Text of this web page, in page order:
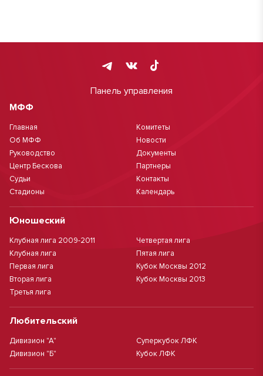
Панель управления
МФФ
Главная
Об МФФ
Руководство
Центр Бескова
Судьи
Стадионы
Комитеты
Новости
Документы
Партнеры
Контакты
Календарь
Юношеский
Клубная лига 2009-2011
Клубная лига
Первая лига
Вторая лига
Третья лига
Четвертая лига
Пятая лига
Кубок Москвы 2012
Кубок Москвы 2013
Любительский
Дивизион "А"
Дивизион "Б"
Суперкубок ЛФК
Кубок ЛФК